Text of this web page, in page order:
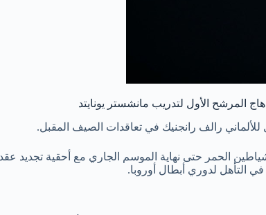
المرشح الأول لتدريب مانشستر يونايتد
للألماني رالف رانجنيك في تعاقدات الصيف المقبل.
الحمر حتى نهاية الموسم الجاري مع أحقية
التأهل لدوري أبطال أوروبا.